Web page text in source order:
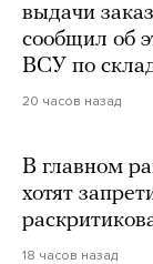
выдачи
сообщил об
ВСУ по
20 часов назад
В главном
хотят
18 часов назад